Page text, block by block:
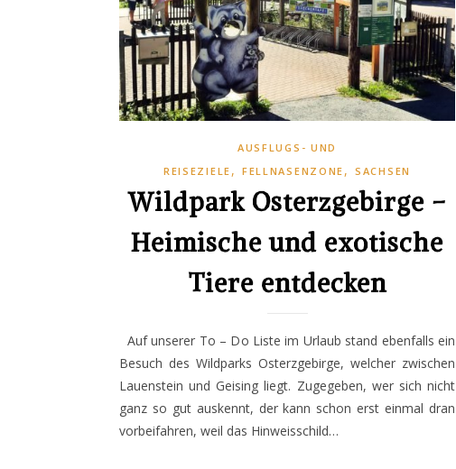
AUSFLUGS- UND
REISEZIELE , FELLNASENZONE ,SACHSEN
Wildpark Osterzgebirge –
Heimische und exotische
Tiere entdecken
Auf unserer To – Do Liste im Urlaub stand ebenfalls ein
Besuch des Wildparks Osterzgebirge, welcher zwischen
Lauenstein und Geising liegt. Zugegeben, wer sich nicht
ganz so gut auskennt, der kann schon erst einmal dran
vorbeifahren, weil das Hinweisschild…